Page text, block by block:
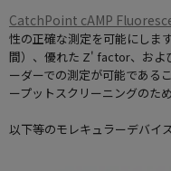
CatchPoint cAMP
性の正確な測定を可能にしま
間）、優れた Z' factor、およ
ーダーでの測定が可能である
ープットスクリーニングのた
以下等のモレキュラーデバイ